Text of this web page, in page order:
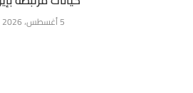
5 أغسطس، 2026